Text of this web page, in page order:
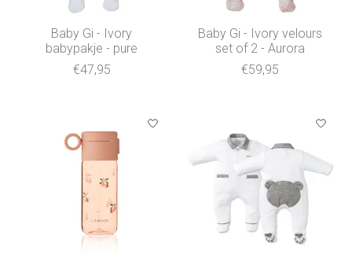
Baby Gi - Ivory
babypakje - pure
€47,95
Baby Gi - Ivory velours
set of 2 - Aurora
€59,95